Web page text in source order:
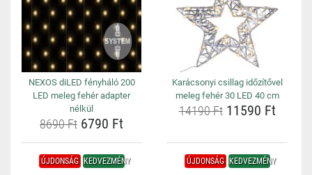
NEXOS diLED fényháló 200
LED meleg fehér adapter
nélkül
8690 Ft 6790 Ft
Karácsonyi csillag időzítővel
meleg fehér 30 LED 40 cm
14190 Ft11590 Ft
ÚJDONSÁG KEDVEZMÉNY ÚJDONSÁG KEDVEZMÉNY